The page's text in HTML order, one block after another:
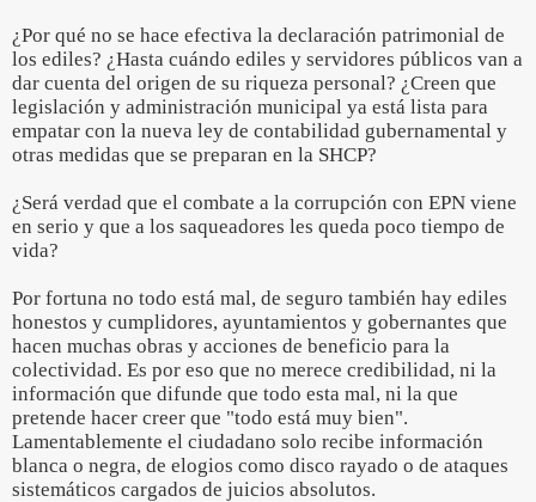
¿Por qué no se hace efectiva la declaración patrimonial de
los ediles? ¿Hasta cuándo ediles y servidores públicos van a
dar cuenta del origen de su riqueza personal? ¿Creen que
legislación y administración municipal ya está lista para
empatar con la nueva ley de contabilidad gubernamental y
otras medidas que se preparan en la SHCP?
¿Será verdad que el combate a la corrupción con EPN viene
en serio y que a los saqueadores les queda poco tiempo de
vida?
Por fortuna no todo está mal, de seguro también hay ediles
honestos y cumplidores, ayuntamientos y gobernantes que
hacen muchas obras y acciones de beneficio para la
colectividad. Es por eso que no merece credibilidad, ni la
información que difunde que todo esta mal, ni la que
pretende hacer creer que "todo está muy bien".
Lamentablemente el ciudadano solo recibe información
blanca o negra, de elogios como disco rayado o de ataques
sistemáticos cargados de juicios absolutos.